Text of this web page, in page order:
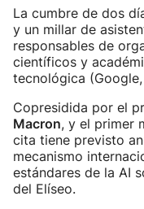
La cumbre de dos
y un millar de
responsables de
científicos y
tecnológica
Copresidida por el
Macron, y el primer
cita tiene previsto
mecanismo
estándares de la AI
del Elíseo.